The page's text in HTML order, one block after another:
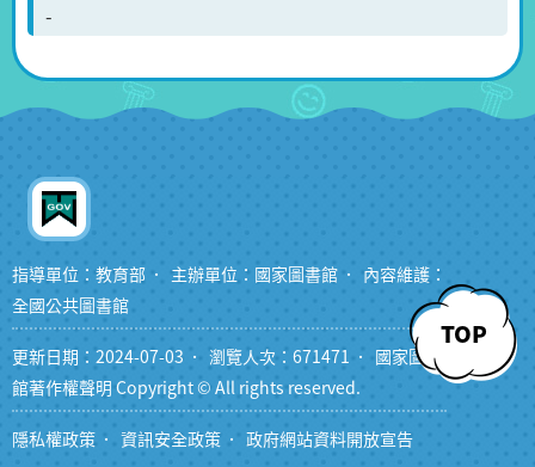
-
TOP
指導單位：教育部 主辦單位：國家圖書館
內容維護：
全國公共圖書館
更新日期：2024-07-03 瀏覽人次：671471
國家圖書
館著作權聲明 Copyright © All rights reserved.
隱私權政策 資訊安全政策 政府網站資料開放宣告